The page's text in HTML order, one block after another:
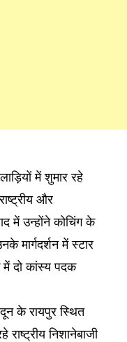
में शुमार रहे
और
में उन्होंने कोचिंग के
मार्गदर्शन में स्टार
दो कांस्य पदक
के रायपुर स्थित
निशानेबाजी